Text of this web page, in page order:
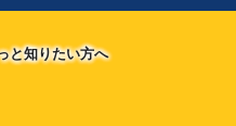
と知りたい方へ